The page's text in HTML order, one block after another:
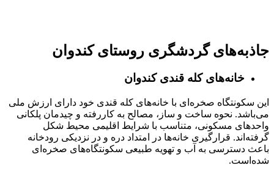
جاذبه‌های گردشگری روستای کندوان
خانه‌های کله قندی کندوان
این سکونتگاه صخره‌ای با خانه‌های کله قندی خود دارای ارزش ملی
می‌باشد. نحوه ساخت و ساز، مصالح به کاررفته و چیدمان پلکانی
واحدهای مسکونی، متناسب با شرایط اقلیمی محیط شکل
گرفته‌اند. قرارگیری خانه‌ها در امتداد دره و در نزدیکی رودخانه
باعث دسترسی به آب و تهویه طبیعی سکونتگاه‌های صخره‌ای
شده‌است.